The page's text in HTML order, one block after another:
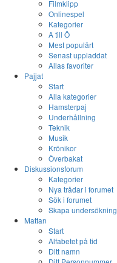
Filmklipp
Onlinespel
Kategorier
A till Ö
Mest populärt
Senast uppladdat
Allas favoriter
Pajjat
Start
Alla kategorier
Hamsterpaj
Underhållning
Teknik
Musik
Krönikor
Överbakat
Diskussionsforum
Kategorier
Nya trådar i forumet
Sök i forumet
Skapa undersökning
Mattan
Start
Alfabetet på tid
Ditt namn